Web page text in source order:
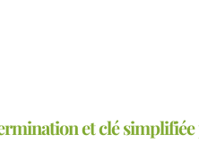
et clé simplifiée